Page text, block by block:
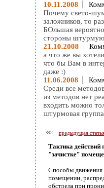
10.11.2008
Почему свето-
заложников, то
БОльшая
стороны
21.10.2008
а что же вы
что бы Вам в
даже :)
11.06.2008
Среди все
из методов нет
входить можно
штурмовая
предыдущая статья
Тактика действий
"зачистке"
Способы
помещении,
обстрела при